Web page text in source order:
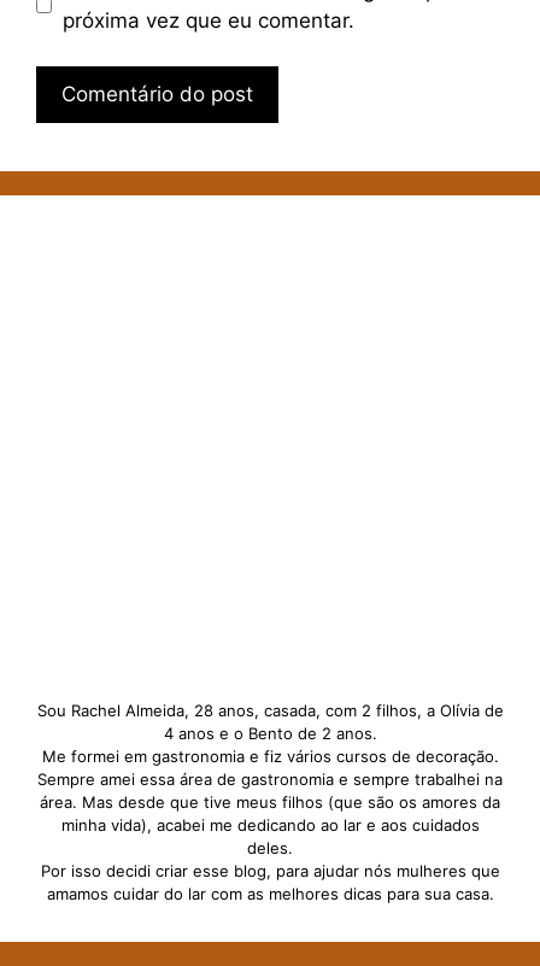
próxima vez que eu comentar.
Sou Rachel Almeida, 28 anos, casada, com 2 filhos, a Olívia de
4 anos e o Bento de 2 anos.
Me formei em gastronomia e fiz vários cursos de decoração.
Sempre amei essa área de gastronomia e sempre trabalhei na
área. Mas desde que tive meus filhos (que são os amores da
minha vida), acabei me dedicando ao lar e aos cuidados
deles.
Por isso decidi criar esse blog, para ajudar nós mulheres que
amamos cuidar do lar com as melhores dicas para sua casa.